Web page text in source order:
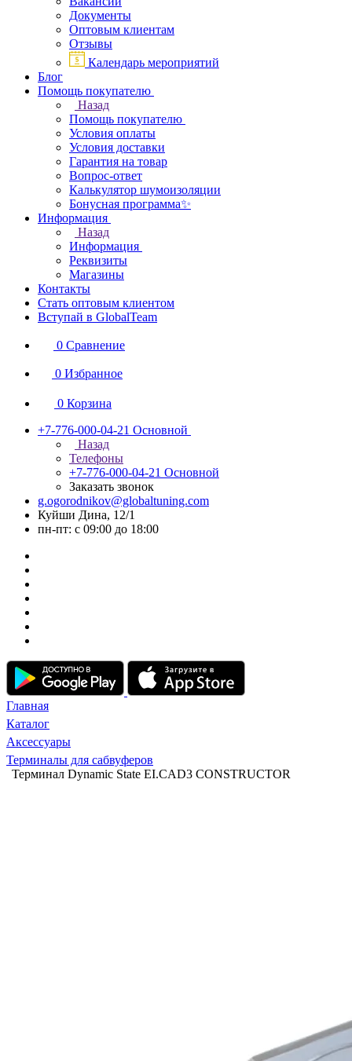
Документы
Оптовым клиентам
Отзывы
Календарь мероприятий
Блог
Помощь покупателю
Назад
Помощь покупателю
Условия оплаты
Условия доставки
Гарантия на товар
Вопрос-ответ
Калькулятор шумоизоляции
Бонусная программа✨
Информация
Назад
Информация
Реквизиты
Магазины
Контакты
Стать оптовым клиентом
Вступай в GlobalTeam
0 Сравнение
0 Избранное
0 Корзина
+7-776-000-04-21 Основной
Назад
Телефоны
+7-776-000-04-21 Основной
Заказать звонок
g.ogorodnikov@globaltuning.com
Куйши Дина, 12/1
пн-пт: с 09:00 до 18:00
Главная
Каталог
Аксессуары
Терминалы для сабвуферов
Терминал Dynamic State EI.CAD3 CONSTRUCTOR